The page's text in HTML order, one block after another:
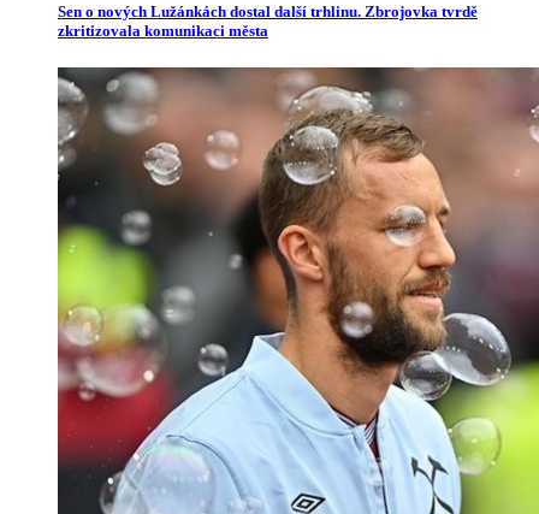
Sen o nových Lužánkách dostal další trhlinu. Zbrojovka tvrdě
zkritizovala komunikaci města